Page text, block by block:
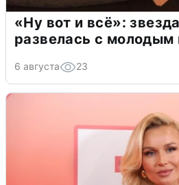
«Ну вот и всё»:
развелась с
6 августа 23